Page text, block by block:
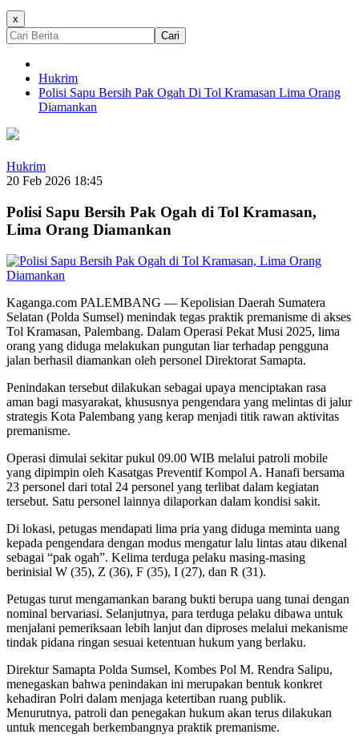
x
Cari
Hukrim
Polisi Sapu Bersih Pak Ogah Di Tol Kramasan Lima Orang
Diamankan
Hukrim
20 Feb 2026 18:45
Polisi Sapu Bersih Pak Ogah di Tol Kramasan,
Lima Orang Diamankan
Kaganga.com PALEMBANG — Kepolisian Daerah Sumatera
Selatan (Polda Sumsel) menindak tegas praktik premanisme di akses
Tol Kramasan, Palembang. Dalam Operasi Pekat Musi 2025, lima
orang yang diduga melakukan pungutan liar terhadap pengguna
jalan berhasil diamankan oleh personel Direktorat Samapta.
Penindakan tersebut dilakukan sebagai upaya menciptakan rasa
aman bagi masyarakat, khususnya pengendara yang melintas di jalur
strategis Kota Palembang yang kerap menjadi titik rawan aktivitas
premanisme.
Operasi dimulai sekitar pukul 09.00 WIB melalui patroli mobile
yang dipimpin oleh Kasatgas Preventif Kompol A. Hanafi bersama
23 personel dari total 24 personel yang terlibat dalam kegiatan
tersebut. Satu personel lainnya dilaporkan dalam kondisi sakit.
Di lokasi, petugas mendapati lima pria yang diduga meminta uang
kepada pengendara dengan modus mengatur lalu lintas atau dikenal
sebagai “pak ogah”. Kelima terduga pelaku masing-masing
berinisial W (35), Z (36), F (35), I (27), dan R (31).
Petugas turut mengamankan barang bukti berupa uang tunai dengan
nominal bervariasi. Selanjutnya, para terduga pelaku dibawa untuk
menjalani pemeriksaan lebih lanjut dan diproses melalui mekanisme
tindak pidana ringan sesuai ketentuan hukum yang berlaku.
Direktur Samapta Polda Sumsel, Kombes Pol M. Rendra Salipu,
menegaskan bahwa penindakan ini merupakan bentuk konkret
kehadiran Polri dalam menjaga ketertiban ruang publik.
Menurutnya, patroli dan penegakan hukum akan terus dilakukan
untuk mencegah berkembangnya praktik premanisme.